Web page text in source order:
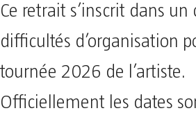
Ce retrait s’inscrit dans un
difficultés d’organisation
tournée 2026 de l’artiste.
Officiellement les dates